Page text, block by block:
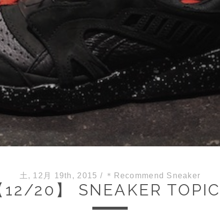
土, 12月 19th, 2015 / ＊Recommend Sneaker
12/20】 SNEAKER